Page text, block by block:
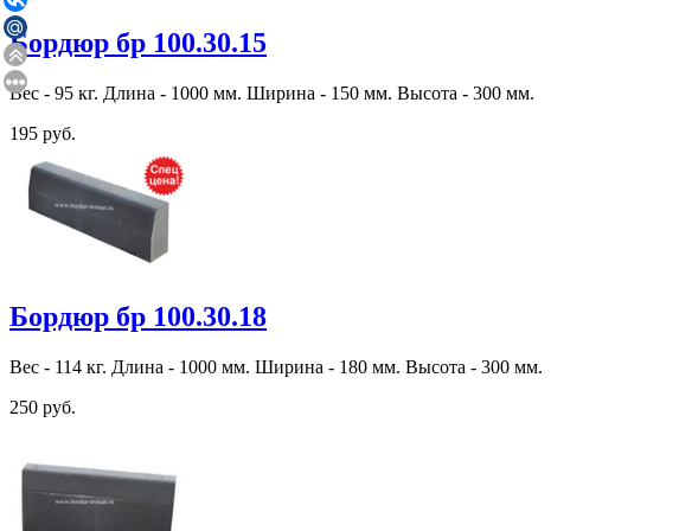
Бордюр бр 100.30.15
Вес - 95 кг. Длина - 1000 мм. Ширина - 150 мм. Высота - 300 мм.
195 руб.
Бордюр бр 100.30.18
Вес - 114 кг. Длина - 1000 мм. Ширина - 180 мм. Высота - 300 мм.
250 руб.